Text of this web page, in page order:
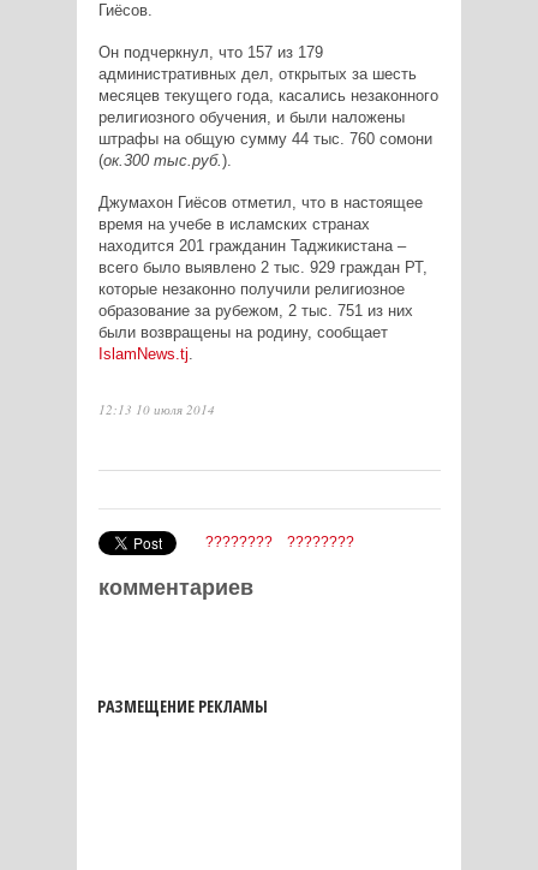
Гиёсов.
Он подчеркнул, что 157 из 179
административных дел, открытых за шесть
месяцев текущего года, касались незаконного
религиозного обучения, и были наложены
штрафы на общую сумму 44 тыс. 760 сомони
(ок.300 тыс.руб.).
Джумахон Гиёсов отметил, что в настоящее
время на учебе в исламских странах
находится 201 гражданин Таджикистана –
всего было выявлено 2 тыс. 929 граждан РТ,
которые незаконно получили религиозное
образование за рубежом, 2 тыс. 751 из них
были возвращены на родину, сообщает
IslamNews.tj.
12:13 10 июля 2014
???????? ????????
комментариев
РАЗМЕЩЕНИЕ РЕКЛАМЫ